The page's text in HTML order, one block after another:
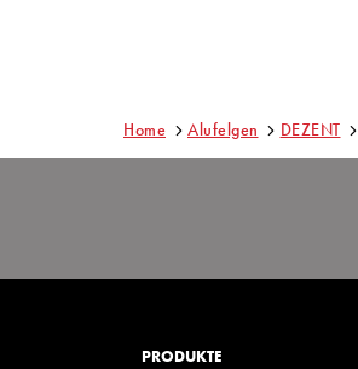
Home Alufelgen DEZENT
PRODUKTE